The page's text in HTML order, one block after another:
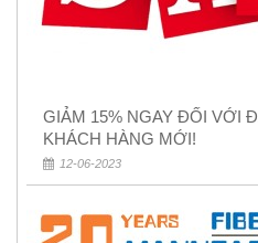
GIẢM 15% NGAY ĐỐI VỚI
KHÁCH HÀNG MỚI!
12-06-2023